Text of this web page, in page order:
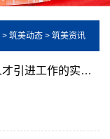
> 筑美动态 > 筑美资讯
关于加强高层次创新创业人才引进工作的实施办法